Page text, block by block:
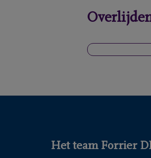
Het team Forrier